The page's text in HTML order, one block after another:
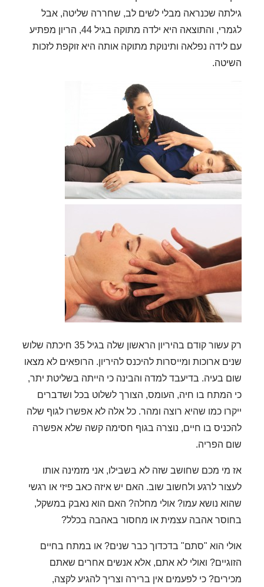
גילתה שכנראה מבלי לשים לב, שחררה שליטה, אבל
לגמרי, והתוצאה היא ילדה מתוקה בגיל 44, הריון מפתיע
עם לידה נפלאה ותינוקת מתוקה אותה היא זוקפת לזכות
השיטה.
רק עשור קודם בהיריון הראשון שלה בגיל 35 חיכתה שלוש
שנים ארוכות ומייסרות להיכנס להיריון. הרופאים לא מצאו
שום בעיה. בדיעבד למדה והבינה כי הייתה בשליטת יתר,
כי המתח בו חיה, העומס, הצורך לשלוט בכל ושדברים
ייקרו כמו שהיא רוצה ומהר. כל אלה לא אפשרו לגוף שלה
להכניס בו חיים, נוצרה בגוף חסימה קשה שלא אפשרה
שום הפריה.
אז מי מכם שחושב שזה לא בשבילו, אני מזמינה אותו
לעצור לרגע ולחשוב שוב. האם יש איזה כאב פיזי או רגשי
שהוא נושא עמו? אולי מחלה? האם הוא נאבק במשקל,
בחוסר אהבה עצמית או מחסור באהבה בכלל?
אולי הוא "סתם" בדכדוך כבר שנים? או במתח בחיים
הזוגיים? ואולי לא אתם, אלא אנשים אחרים שאתם
מכירים? כי לפעמים אין ברירה וצריך להגיע לקצה,